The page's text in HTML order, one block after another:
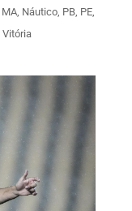
MA, Náutico, PB, PE,
Vitória